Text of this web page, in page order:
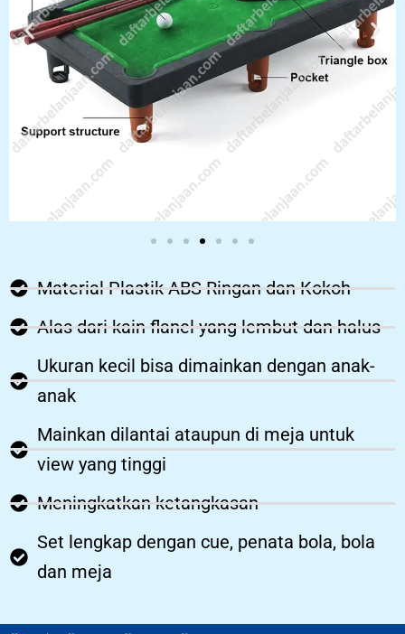
Material Plastik ABS Ringan dan Kokoh
Alas dari kain flanel yang lembut dan halus
Ukuran kecil bisa dimainkan dengan anak-
anak
Mainkan dilantai ataupun di meja untuk
view yang tinggi
Meningkatkan ketangkasan
Set lengkap dengan cue, penata bola, bola
dan meja